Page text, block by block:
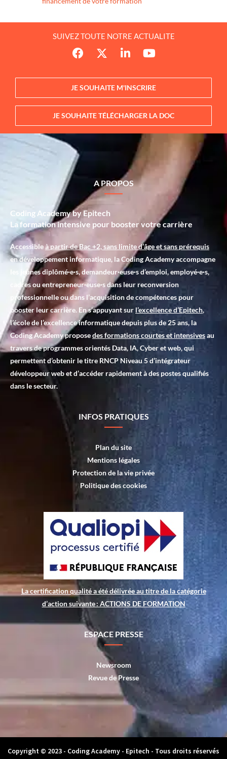
SUIVEZ TOUTE NOTRE ACTUALITE
JE SOUHAITE M'INSCRIRE
JE SOUHAITE TÉLÉCHARGER LA DOC
A PROPOS
Coding Academy by Epitech
La formation intensive pour booster votre carrière
Accessibleà partir de Bac +2, sans limite d’âge et sans prérequis
en développement informatique, la Coding Academy accompagne
les jeunes diplômé·e·s, demandeur·euse·s d’emploi, employé·e·s,
cadres ou entrepreneur·euse·s dans leur reconversion
professionnelle ou dans l’acquisition de compétences pour
booster leur carrière. En s’appuyant sur l’excellence d’Epitech,
l’école de l’excellence informatique depuis plus de 25 ans, la
Coding Academy proposedes formations courtes et intensivesau
travers de programmes orientés Data, IA, Cyber et web, qui
permettent d’obtenir le titre RNCP Niveau 5 d’intégrateur
développeur web et d’accéder rapidement à des postes qualifiés
dans le secteur.
INFOS PRATIQUES
Plan du site
Mentions légales
Protection de la vie privée
Politique des cookies
La certification qualité a été délivrée au titre de la catégorie
d’action suivante : ACTIONS DE FORMATION
ESPACE PRESSE
Newsroom
Revue de Presse
Copyright © 2023 - Coding Academy - Epitech - Tous droits réservés